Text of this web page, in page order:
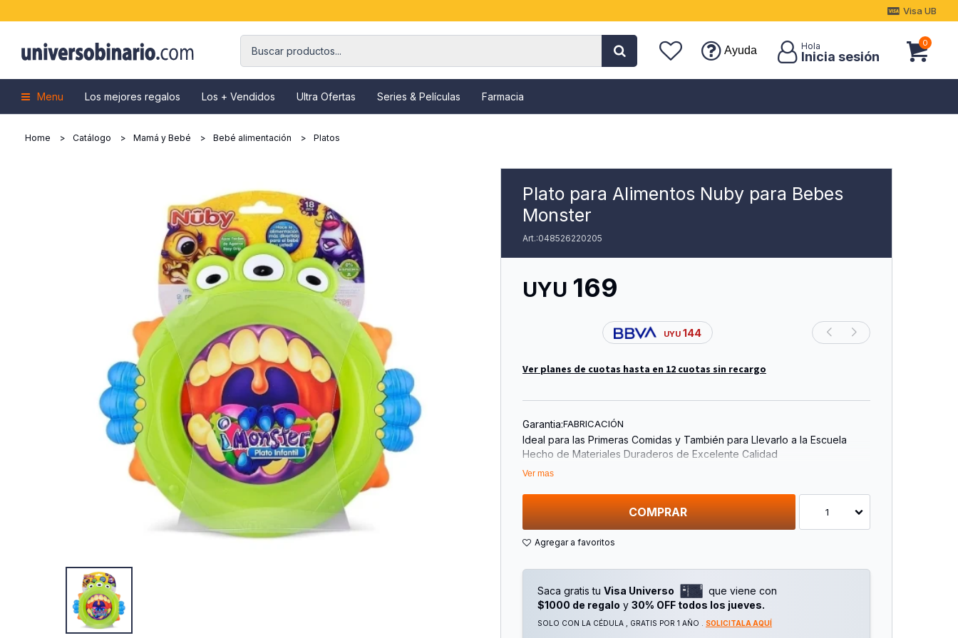
Menu Los mejores regalos Los + Vendidos Ultra Ofertas Series & Películas Farmacia
Ayuda
0
Visa UB
Home Catálogo Mamá y Bebé Bebé alimentación Platos
Plato para Alimentos Nuby para Bebes
Monster
048526220205
UYU 169
UYU 144
Ver planes de cuotas hasta en 12 cuotas sin recargo
Garantia:FABRICACIÓN
Ideal para las Primeras Comidas y También para Llevarlo a la Escuela
Hecho de Materiales Duraderos de Excelente Calidad
Con Este Divertido y Práctico Plato Harás Que el Pequeño se Divierta
¡Y Además Perfecto para Halloween!
- Edad Recomendada Desde los 12 Meses.
- 100% Libre de Ftalatos y Bpa.
- Apto para Microondas y Lavavajillas
Especificaciones del Producto
• Personaje : Monster
• Color : Verde Lima
Ver mas
COMPRAR 1
Saca gratis tu Visa Universo
que viene con
$1000 de regalo y 30% OFF todos los jueves.
SOLO CON LA CÉDULA , GRATIS POR 1 AÑO . SOLICITALA AQUÍ